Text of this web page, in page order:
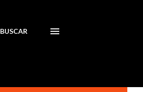
BUSCAR